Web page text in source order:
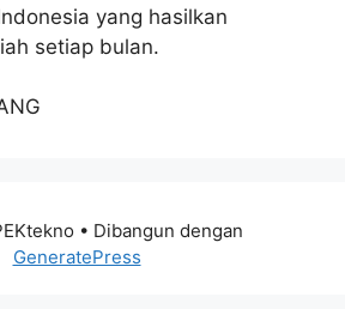
yang hasilkan
setiap bulan.
• Dibangun dengan
GeneratePress